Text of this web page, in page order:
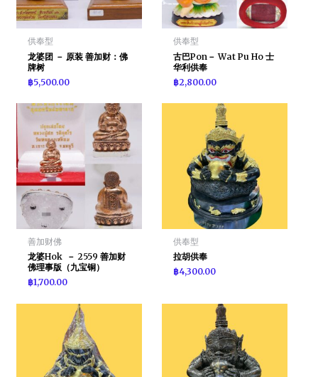
供奉型
龙婆团 － 原装 善加财：佛
牌树
฿5,500.00
供奉型
古巴Pon－ Wat Pu Ho 士
华利供奉
฿2,800.00
善加财佛
龙婆Hok － 2559 善加财
佛理事版（九宝铜）
฿1,700.00
供奉型
拉胡供奉
฿4,300.00